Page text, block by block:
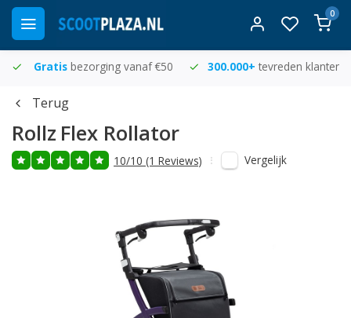
0
Gratis bezorging vanaf €50 300.000+ tevreden klanten
Terug
Rollz Flex Rollator
10/10 (1 Reviews) Vergelijk